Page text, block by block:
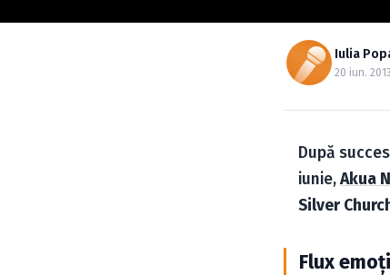
Iulia
20 iun. 2013
După
iunie,Akua
Silver
Flux